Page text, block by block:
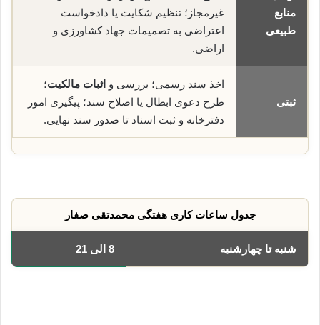
منابع
طبیعی
غیرمجاز؛ تنظیم شکایت یا دادخواست
اعتراضی به تصمیمات جهاد کشاورزی و
اراضی.
ثبتی
اخذ سند رسمی؛ بررسی و اثبات مالکیت؛
طرح دعوی ابطال یا اصلاح سند؛ پیگیری امور
دفترخانه و ثبت اسناد تا صدور سند نهایی.
جدول ساعات کاری هفتگی محمدتقی صفار
شنبه تا چهارشنبه 8 الی 21